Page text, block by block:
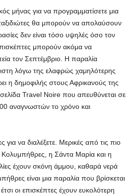
μήνας για να προγραμματίσετε μια
θα μπορούν να απολαύσουν
δεν είναι τόσο υψηλές όσο τον
μπορούν ακόμα να
τον Σεπτέμβριο. Η παραλία
λόγω της ελαφρώς χαμηλότερης
η δημοφιλής στους Αφρικανούς της
Travel Noire που απευθύνεται σε
αναγνωστών το χρόνο και
για να διαλέξετε. Μερικές από τις πιο
Κολυμπήθρες, η Σάντα Μαρία και η
έχουν σκόνη άμμου, καθαρά νερά
είναι μια παραλία που βρίσκεται
οι επισκέπτες έχουν ευκολότερη